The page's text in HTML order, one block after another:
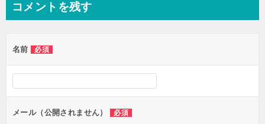
ビ
ー
シ
ン
コメントを残す
名前 必須
メール（公開されません） 必須